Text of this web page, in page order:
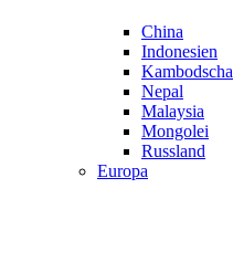
China
Indonesien
Kambodscha
Nepal
Malaysia
Mongolei
Russland
Europa